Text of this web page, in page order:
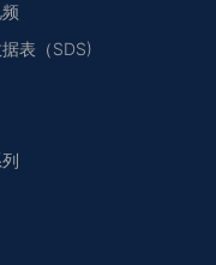
表（SDS)